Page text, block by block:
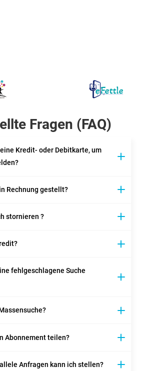
Fragen (FAQ)
Kredit- oder Debitkarte, um
Rechnung gestellt?
stornieren ?
fehlgeschlagene Suche
Abonnement teilen?
Anfragen kann ich stellen?